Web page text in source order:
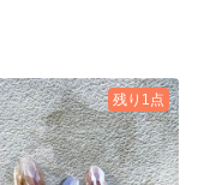
残り1点